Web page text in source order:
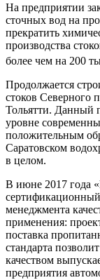
На предприятии
сточных вод на
прекратить
производства
более чем на 200
Продолжается
стоков Северного
Тольятти. Данный
уровне
положительным
Саратовском
в целом.
В июне 2017 года
сертификационный
менеджмента
применения:
поставка
стандарта
качеством
предприятия